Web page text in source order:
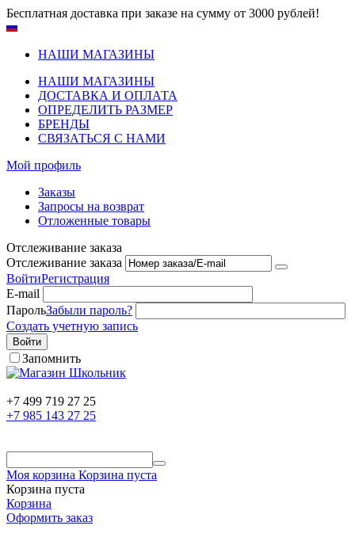
Бесплатная доставка при заказе на сумму от 3000 рублей!
НАШИ МАГАЗИНЫ
НАШИ МАГАЗИНЫ
ДОСТАВКА И ОПЛАТА
ОПРЕДЕЛИТЬ РАЗМЕР
БРЕНДЫ
СВЯЗАТЬСЯ С НАМИ
Мой профиль
Заказы
Запросы на возврат
Отложенные товары
Отслеживание заказа
Отслеживание заказа
ВойтиРегистрация
E-mail
ПарольЗабыли пароль?
Создать учетную запись
Войти
Запомнить
+7 499 719 27 25
+7 985 143 27 25
Моя корзина Корзина пуста
Корзина пуста
Корзина
Оформить заказ